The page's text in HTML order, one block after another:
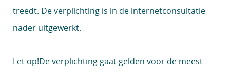
treedt. De verplichting is in de internetconsultatie
nader uitgewerkt.
Let op!De verplichting gaat gelden voor de meest